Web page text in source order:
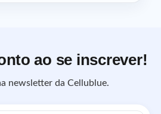
ao se inscrever!
newsletter da Cellublue.
Endereço